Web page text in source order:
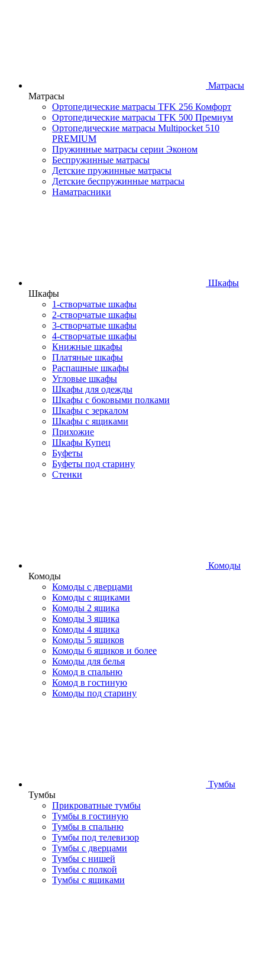
Матрасы
Матрасы
Ортопедические матрасы TFK 256 Комфорт
Ортопедические матрасы TFK 500 Премиум
Ортопедические матрасы Multipocket 510
PREMIUM
Пружинные матрасы серии Эконом
Беспружинные матрасы
Детские пружинные матрасы
Детские беспружинные матрасы
Наматрасники
Шкафы
Шкафы
1-створчатые шкафы
2-створчатые шкафы
3-створчатые шкафы
4-створчатые шкафы
Книжные шкафы
Платяные шкафы
Распашные шкафы
Угловые шкафы
Шкафы для одежды
Шкафы с боковыми полками
Шкафы с зеркалом
Шкафы с ящиками
Прихожие
Шкафы Купец
Буфеты
Буфеты под старину
Стенки
Комоды
Комоды
Комоды с дверцами
Комоды с ящиками
Комоды 2 ящика
Комоды 3 ящика
Комоды 4 ящика
Комоды 5 ящиков
Комоды 6 ящиков и более
Комоды для белья
Комод в спальню
Комод в гостиную
Комоды под старину
Тумбы
Тумбы
Прикроватные тумбы
Тумбы в гостиную
Тумбы в спальню
Тумбы под телевизор
Тумбы с дверцами
Тумбы с нишей
Тумбы с полкой
Тумбы с ящиками